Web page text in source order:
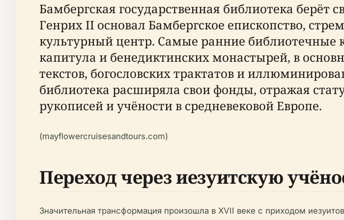
Бамбергская государственная библиотека берёт
Генрих II основал Бамбергское епископство,
культурный центр. Самые ранние библиотечные
капитула и бенедиктинских монастырей, в
текстов, богословских трактатов и
библиотека расширяла свои фонды, отражая
рукописей и учёности в средневековой Европе.
(mayflowercruisesandtours.com)
Переход через иезуитскую
Значительная трансформация произошла в XVII веке с приходом